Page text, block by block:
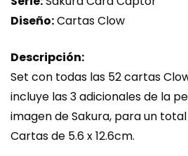
Diseño:Cartas Clow
Descripción:
Set con todas las 52 cartas
incluye las 3 adicionales de la
imagen de Sakura, para un
Cartas de 5.6 x 12.6cm.